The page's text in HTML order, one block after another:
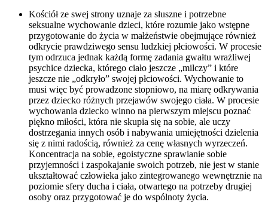
Kościół ze swej strony uznaje za słuszne i potrzebne
seksualne wychowanie dzieci, które rozumie jako wstępne
przygotowanie do życia w małżeństwie obejmujące również
odkrycie prawdziwego sensu ludzkiej płciowości. W procesie
tym odrzuca jednak każdą formę zadania gwałtu wrażliwej
psychice dziecka, którego ciało jeszcze „milczy” i które
jeszcze nie „odkryło” swojej płciowości. Wychowanie to
musi więc być prowadzone stopniowo, na miarę odkrywania
przez dziecko różnych przejawów swojego ciała. W procesie
wychowania dziecko winno na pierwszym miejscu poznać
piękno miłości, która nie skupia się na sobie, ale uczy
dostrzegania innych osób i nabywania umiejętności dzielenia
się z nimi radością, również za cenę własnych wyrzeczeń.
Koncentracja na sobie, egoistyczne sprawianie sobie
przyjemności i zaspokajanie swoich potrzeb, nie jest w stanie
ukształtować człowieka jako zintegrowanego wewnętrznie na
poziomie sfery ducha i ciała, otwartego na potrzeby drugiej
osoby oraz przygotować je do wspólnoty życia.